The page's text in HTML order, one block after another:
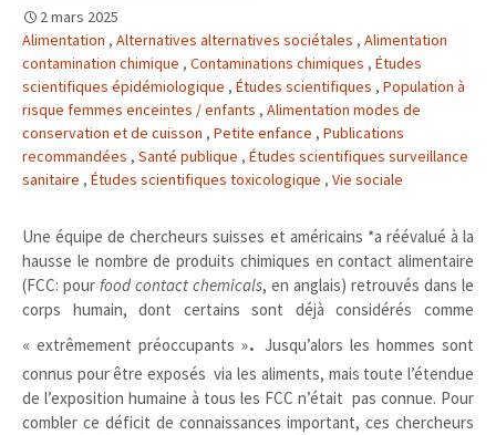
2 mars 2025
Alimentation , Alternatives alternatives sociétales , Alimentation
contamination chimique , Contaminations chimiques , Études
scientifiques épidémiologique , Études scientifiques , Population à
risque femmes enceintes / enfants , Alimentation modes de
conservation et de cuisson , Petite enfance , Publications
recommandées , Santé publique , Études scientifiques surveillance
sanitaire , Études scientifiques toxicologique , Vie sociale
Une équipe de chercheurs suisses et américains *a réévalué à la
hausse le nombre de produits chimiques en contact alimentaire
(FCC: pour food contact chemicals, en anglais) retrouvés dans le
corps humain, dont certains sont déjà considérés comme
« extrêmement préoccupants ». Jusqu’alors les hommes sont
connus pour être exposés via les aliments, mais toute l’étendue
de l’exposition humaine à tous les FCC n’était pas connue. Pour
combler ce déficit de connaissances important, ces chercheurs